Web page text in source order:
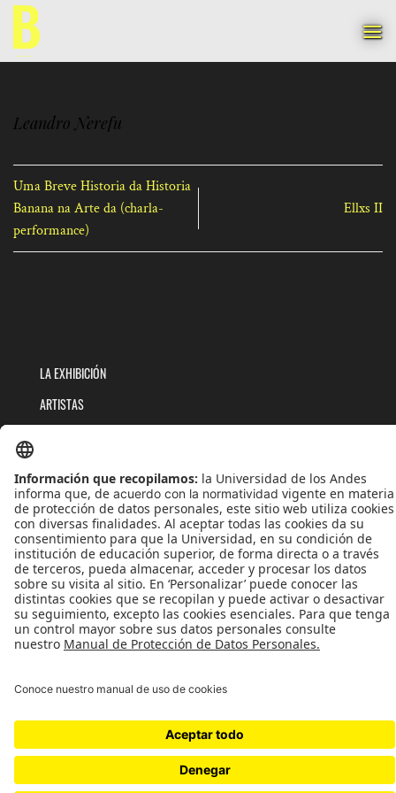
Saltar
contenido
Leandro Nerefu
Uma Breve Historia da Historia
Banana na Arte da (charla-
performance)
Ellxs II
LA EXHIBICIÓN
ARTISTAS
QUIÉNES SOMOS
POLÍTICAS DE TRATAMIENTOS DE DATOS
TÉRMINOS Y CONDICIONES
Reconocimiento como Universidad: Decreto 1297 del 30 de mayo de 1964.
Reconocimiento personería jurídica: Resolución 28 del 23 de febrero de 1949 MinJusticia.